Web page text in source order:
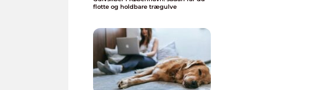
flotte og holdbare trægulve